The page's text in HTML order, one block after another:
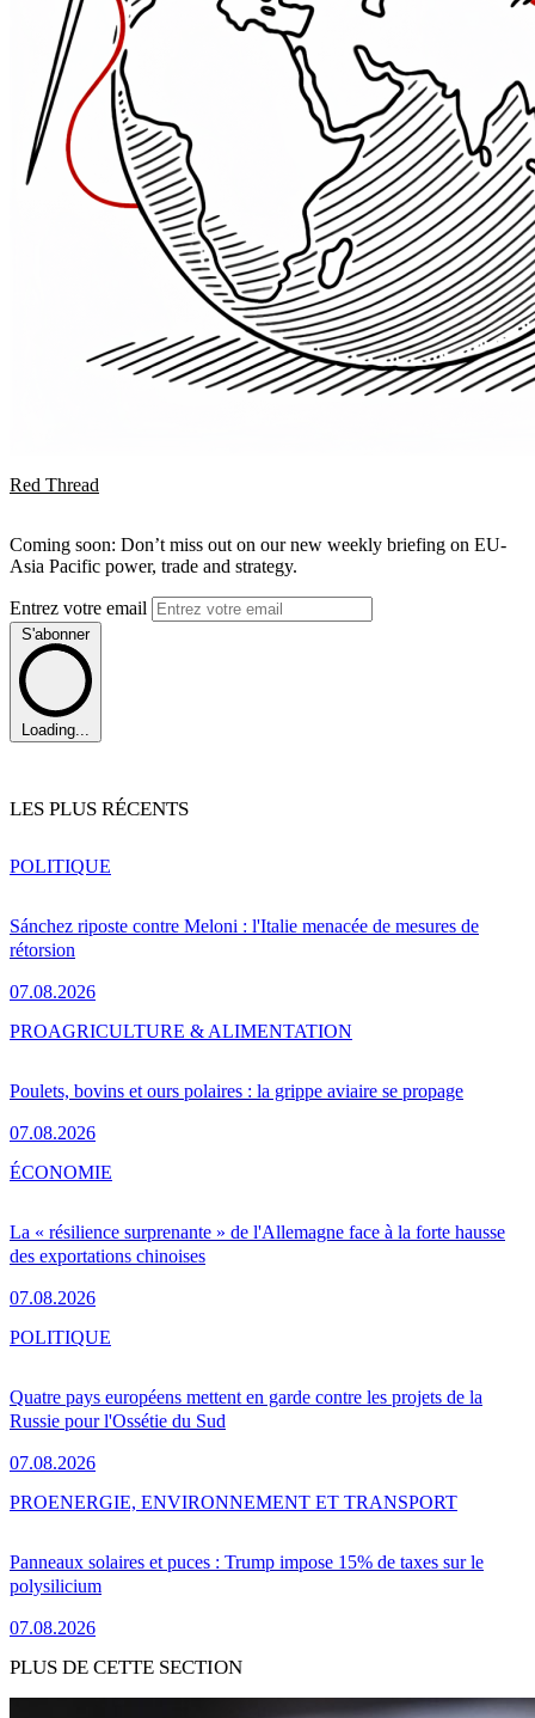
Red Thread
Coming soon: Don’t miss out on our new weekly briefing on EU-
Asia Pacific power, trade and strategy.
Entrez votre email
S'abonner
Loading...
LES PLUS RÉCENTS
Sánchez riposte contre Meloni : l'Italie menacée de mesures de
rétorsion
07.08.2026
POLITIQUE
Poulets, bovins et ours polaires : la grippe aviaire se propage
07.08.2026
PROAGRICULTURE & ALIMENTATION
La « résilience surprenante » de l'Allemagne face à la forte hausse
des exportations chinoises
07.08.2026
ÉCONOMIE
Quatre pays européens mettent en garde contre les projets de la
Russie pour l'Ossétie du Sud
07.08.2026
POLITIQUE
Panneaux solaires et puces : Trump impose 15% de taxes sur le
polysilicium
07.08.2026
PROENERGIE, ENVIRONNEMENT ET TRANSPORT
PLUS DE CETTE SECTION